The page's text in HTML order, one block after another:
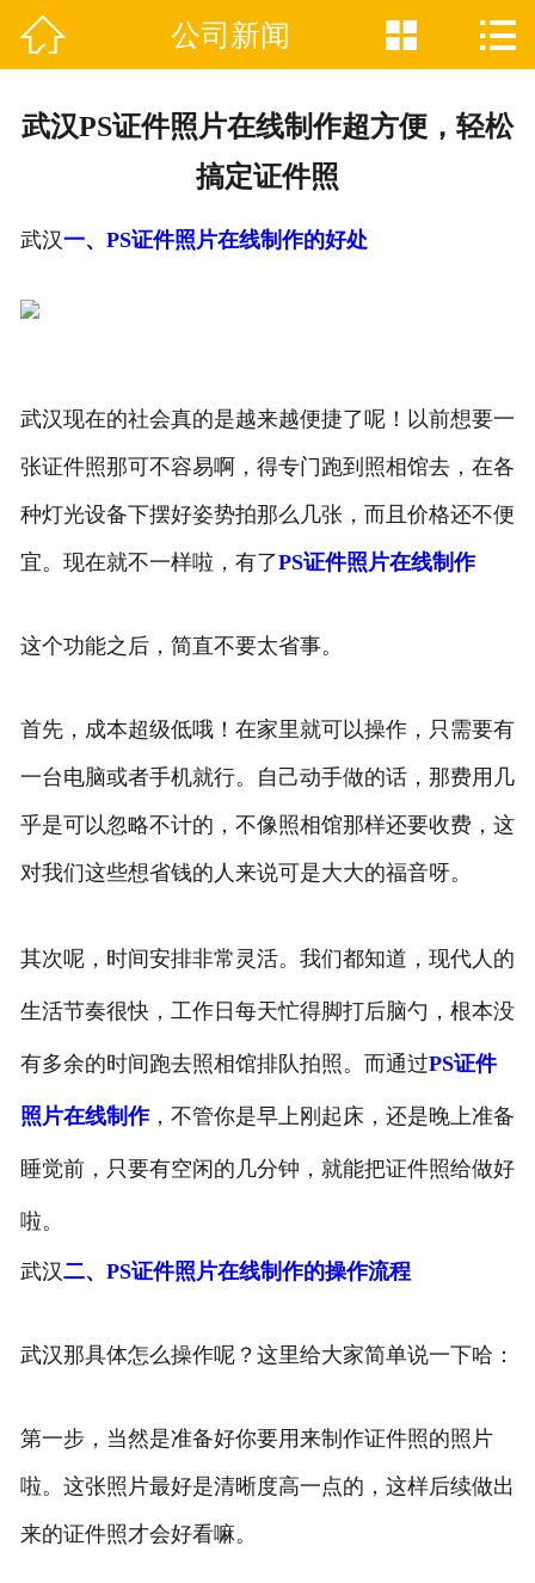
网站首页
 公司新闻  
武汉PS证件照片在线制作超方便，轻松
搞定证件照
武汉一、PS证件照片在线制作的好处
武汉现在的社会真的是越来越便捷了呢！以前想要一
张证件照那可不容易啊，得专门跑到照相馆去，在各
种灯光设备下摆好姿势拍那么几张，而且价格还不便
宜。现在就不一样啦，有了PS证件照片在线制作
这个功能之后，简直不要太省事。
首先，成本超级低哦！在家里就可以操作，只需要有
一台电脑或者手机就行。自己动手做的话，那费用几
乎是可以忽略不计的，不像照相馆那样还要收费，这
对我们这些想省钱的人来说可是大大的福音呀。
其次呢，时间安排非常灵活。我们都知道，现代人的
生活节奏很快，工作日每天忙得脚打后脑勺，根本没
有多余的时间跑去照相馆排队拍照。而通过PS证件
照片在线制作，不管你是早上刚起床，还是晚上准备
睡觉前，只要有空闲的几分钟，就能把证件照给做好
啦。
武汉二、PS证件照片在线制作的操作流程
武汉那具体怎么操作呢？这里给大家简单说一下哈：
第一步，当然是准备好你要用来制作证件照的照片
啦。这张照片最好是清晰度高一点的，这样后续做出
来的证件照才会好看嘛。